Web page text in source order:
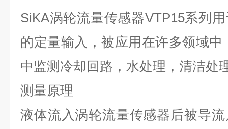
SiKA涡轮流量传感器VTP15系列
的定量输入，被应用在许多领域
中监测冷却回路，水处理，清洁处
测量原理
液体流入涡轮流量传感器后被导